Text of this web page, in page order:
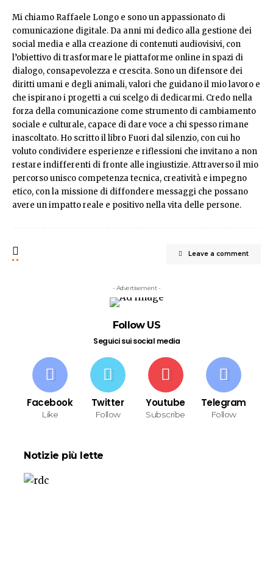
Mi chiamo Raffaele Longo e sono un appassionato di
comunicazione digitale. Da anni mi dedico alla gestione dei
social media e alla creazione di contenuti audiovisivi, con
l’obiettivo di trasformare le piattaforme online in spazi di
dialogo, consapevolezza e crescita. Sono un difensore dei
diritti umani e degli animali, valori che guidano il mio lavoro e
che ispirano i progetti a cui scelgo di dedicarmi. Credo nella
forza della comunicazione come strumento di cambiamento
sociale e culturale, capace di dare voce a chi spesso rimane
inascoltato. Ho scritto il libro Fuori dal silenzio, con cui ho
voluto condividere esperienze e riflessioni che invitano a non
restare indifferenti di fronte alle ingiustizie. Attraverso il mio
percorso unisco competenza tecnica, creatività e impegno
etico, con la missione di diffondere messaggi che possano
avere un impatto reale e positivo nella vita delle persone.
Leave a comment
- Advertisement -
Follow US
Seguici sui social media
Facebook
Like
Twitter
Follow
Youtube
Subscribe
Telegram
Follow
Notizie più lette